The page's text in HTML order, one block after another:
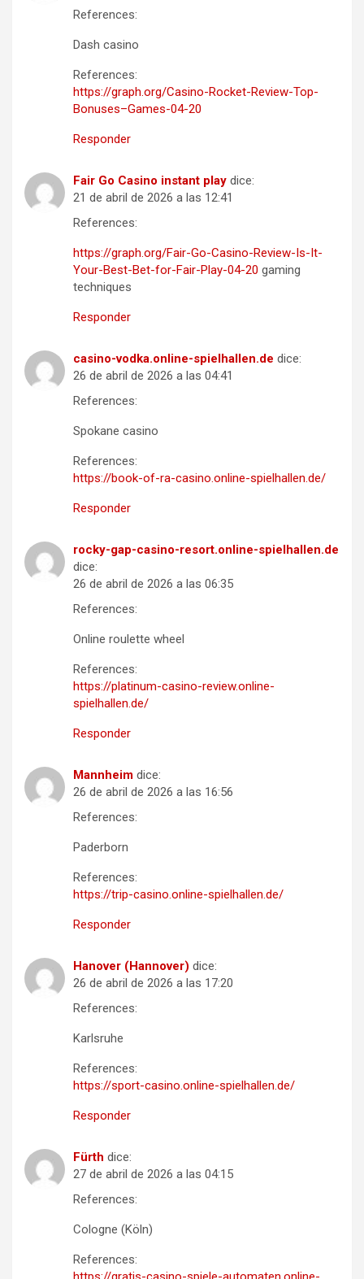
References:
Dash casino
References:
https://graph.org/Casino-Rocket-Review-Top-
Bonuses–Games-04-20
Responder
Fair Go Casino instant play dice:
21 de abril de 2026 a las 12:41
References:
https://graph.org/Fair-Go-Casino-Review-Is-It-
Your-Best-Bet-for-Fair-Play-04-20 gaming
techniques
Responder
casino-vodka.online-spielhallen.de dice:
26 de abril de 2026 a las 04:41
References:
Spokane casino
References:
https://book-of-ra-casino.online-spielhallen.de/
Responder
rocky-gap-casino-resort.online-spielhallen.de
dice:
26 de abril de 2026 a las 06:35
References:
Online roulette wheel
References:
https://platinum-casino-review.online-
spielhallen.de/
Responder
Mannheim dice:
26 de abril de 2026 a las 16:56
References:
Paderborn
References:
https://trip-casino.online-spielhallen.de/
Responder
Hanover (Hannover) dice:
26 de abril de 2026 a las 17:20
References:
Karlsruhe
References:
https://sport-casino.online-spielhallen.de/
Responder
Fürth dice:
27 de abril de 2026 a las 04:15
References:
Cologne (Köln)
References: